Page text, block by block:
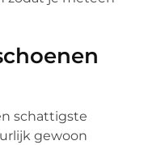
schattigste
gewoon